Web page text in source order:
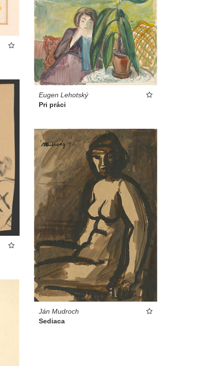
Eugen Lehotský
Pri práci
Ján Mudroch
Sediaca